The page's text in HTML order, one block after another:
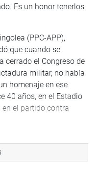
Es un honor tenerlos
(PPC-APP),
que cuando se
cerrado el Congreso de
militar, no había
homenaje en ese
40 años, en el Estadio
en el partido contra
haga viable la pensión